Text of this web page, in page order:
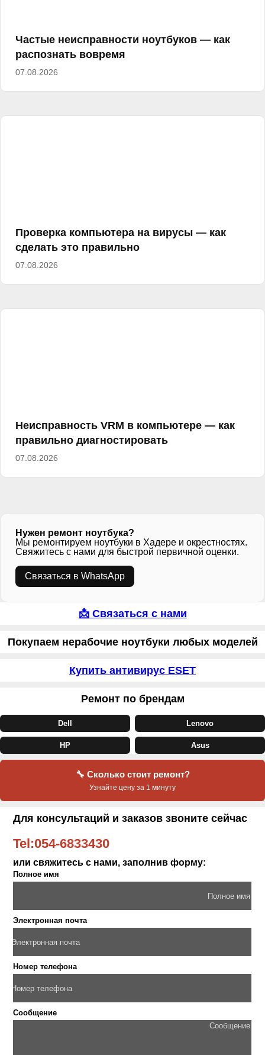
Частые неисправности ноутбуков — как
распознать вовремя
07.08.2026
Проверка компьютера на вирусы — как
сделать это правильно
07.08.2026
Неисправность VRM в компьютере — как
правильно диагностировать
07.08.2026
Нужен ремонт ноутбука?
Мы ремонтируем ноутбуки в Хадере и окрестностях.
Свяжитесь с нами для быстрой первичной оценки.
Связаться в WhatsApp
📩 Связаться с нами
Покупаем нерабочие ноутбуки любых моделей
Купить антивирус ESET
Ремонт по брендам
Dell Lenovo
HP Asus
🔧 Сколько стоит ремонт?
Узнайте цену за 1 минуту
Для консультаций и заказов звоните сейчас
Tel:054-6833430
или свяжитесь с нами, заполнив форму:
Полное имя
Электронная почта
Номер телефона
Сообщение